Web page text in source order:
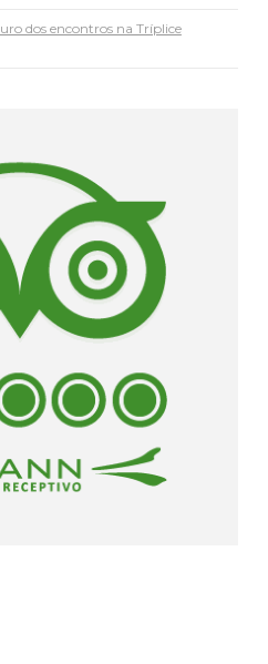
dos encontros na Tríplice